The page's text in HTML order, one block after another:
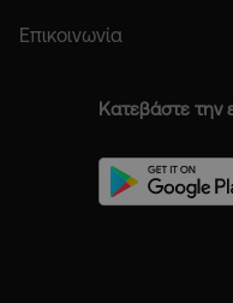
Επικοινωνία
Κατεβάστε την